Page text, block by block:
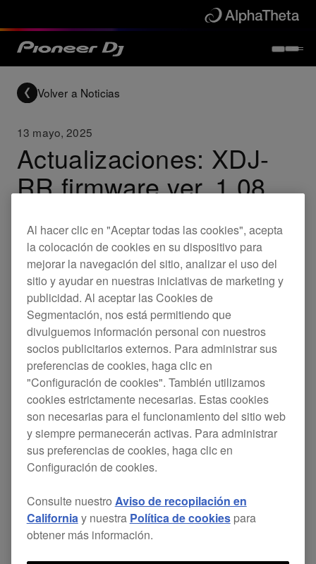
Volver a Noticias
13 mayo, 2025
Actualizaciones: XDJ-
RR firmware ver. 1.08
Updates XDJ-RR
Ya esta disponible el nuevo firmware para el XDJ-
RR.
[SOLUCIONADO]
Se han solucionado problemas menores.
XDJ-RR
Firmware
ver.
1.08
Página de
Al hacer clic en "Aceptar todas las cookies", acepta
la colocación de cookies en su dispositivo para
mejorar la navegación del sitio, analizar el uso del
sitio y ayudar en nuestras iniciativas de marketing y
publicidad. Al aceptar las Cookies de
Segmentación, nos está permitiendo que
divulguemos información personal con nuestros
socios publicitarios externos. Para administrar sus
preferencias de cookies, haga clic en
"Configuración de cookies". También utilizamos
cookies estrictamente necesarias. Estas cookies
son necesarias para el funcionamiento del sitio web
y siempre permanecerán activas. Para administrar
sus preferencias de cookies, haga clic en
Configuración de cookies.
Consulte nuestro Aviso de recopilación en
Californiay nuestra Política de cookiespara
obtener más información.